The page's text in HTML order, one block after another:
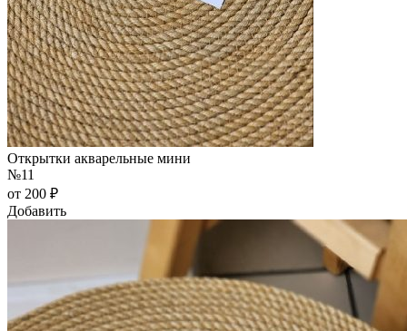
Открытки акварельные мини
№11
от 200 ₽
Добавить